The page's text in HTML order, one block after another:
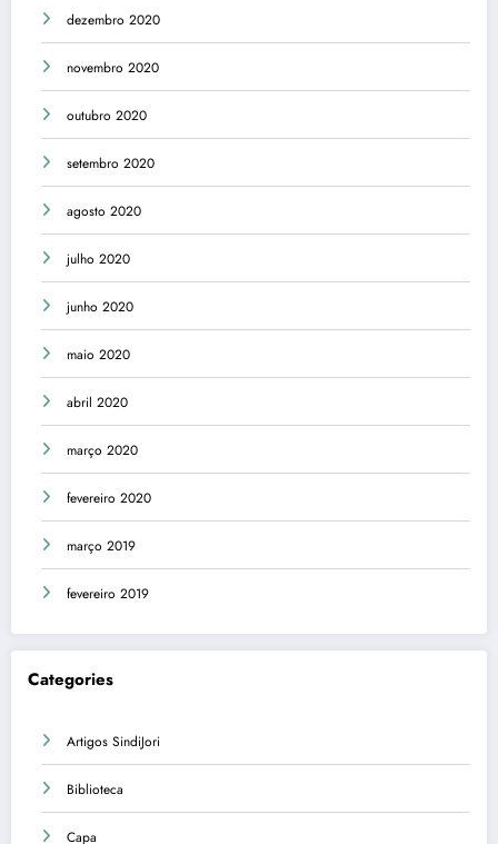
dezembro 2020
novembro 2020
outubro 2020
setembro 2020
agosto 2020
julho 2020
junho 2020
maio 2020
abril 2020
março 2020
fevereiro 2020
março 2019
fevereiro 2019
Categories
Artigos SindiJori
Biblioteca
Capa